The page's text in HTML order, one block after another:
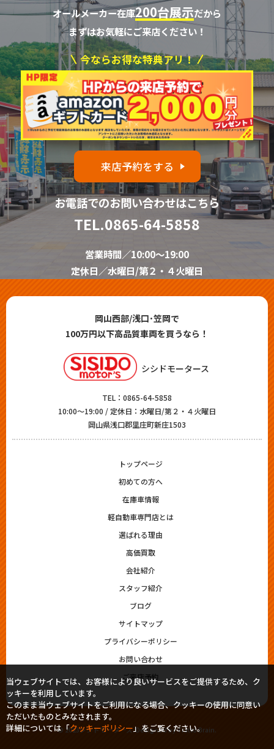
オールメーカー在庫200台展示だから
まずはお気軽にご来店ください！
今ならお得な特典アリ！
来店予約をする
お電話でのお問い合わせはこちら
TEL.0865-64-5858
営業時間／10:00～19:00
定休日／水曜日/第２・４火曜日
岡山西部/浅口･笠岡で
100万円以下高品質車両を買うなら！
シシドモータース
TEL： 0865-64-5858
10:00～19:00 / 定休日：水曜日/第２・４火曜日
岡山県浅口郡里庄町新庄1503
トップページ
初めての方へ
在庫車情報
軽自動車専門店とは
選ばれる理由
高価買取
会社紹介
スタッフ紹介
ブログ
サイトマップ
プライバシーポリシー
お問い合わせ
ご来店予約
© 2023シシドモータース. Designed byTratto Brain.
当ウェブサイトでは、お客様により良いサービスをご提供するため、ク
ッキーを利用しています。
このまま当ウェブサイトをご利用になる場合、クッキーの使用に同意い
ただいたものとみなされます。
詳細については「クッキーポリシー」をご覧ください。